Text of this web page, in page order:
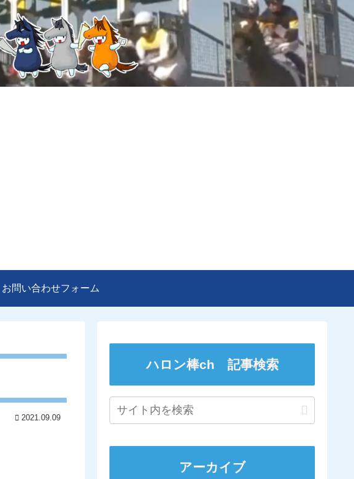
お問い合わせフォーム
2021.09.09
ハロン棒ch 記事検索
アーカイブ